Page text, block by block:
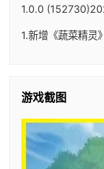
1.0.0
1.新增《蔬菜精灵
游戏截图